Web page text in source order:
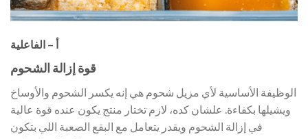
أ – الفاعلية
قوة إزالة الشحوم
الوظيفة الأساسية لأي مزيل شحوم هي إنه يكسر الشحوم والأوساخ
ويشيلها بكفاءة. علشان كده، لازم تختار منتج يكون عنده قوة عالية
في إزالة الشحوم ويقدر يتعامل مع البقع الصعبة اللي بتكون